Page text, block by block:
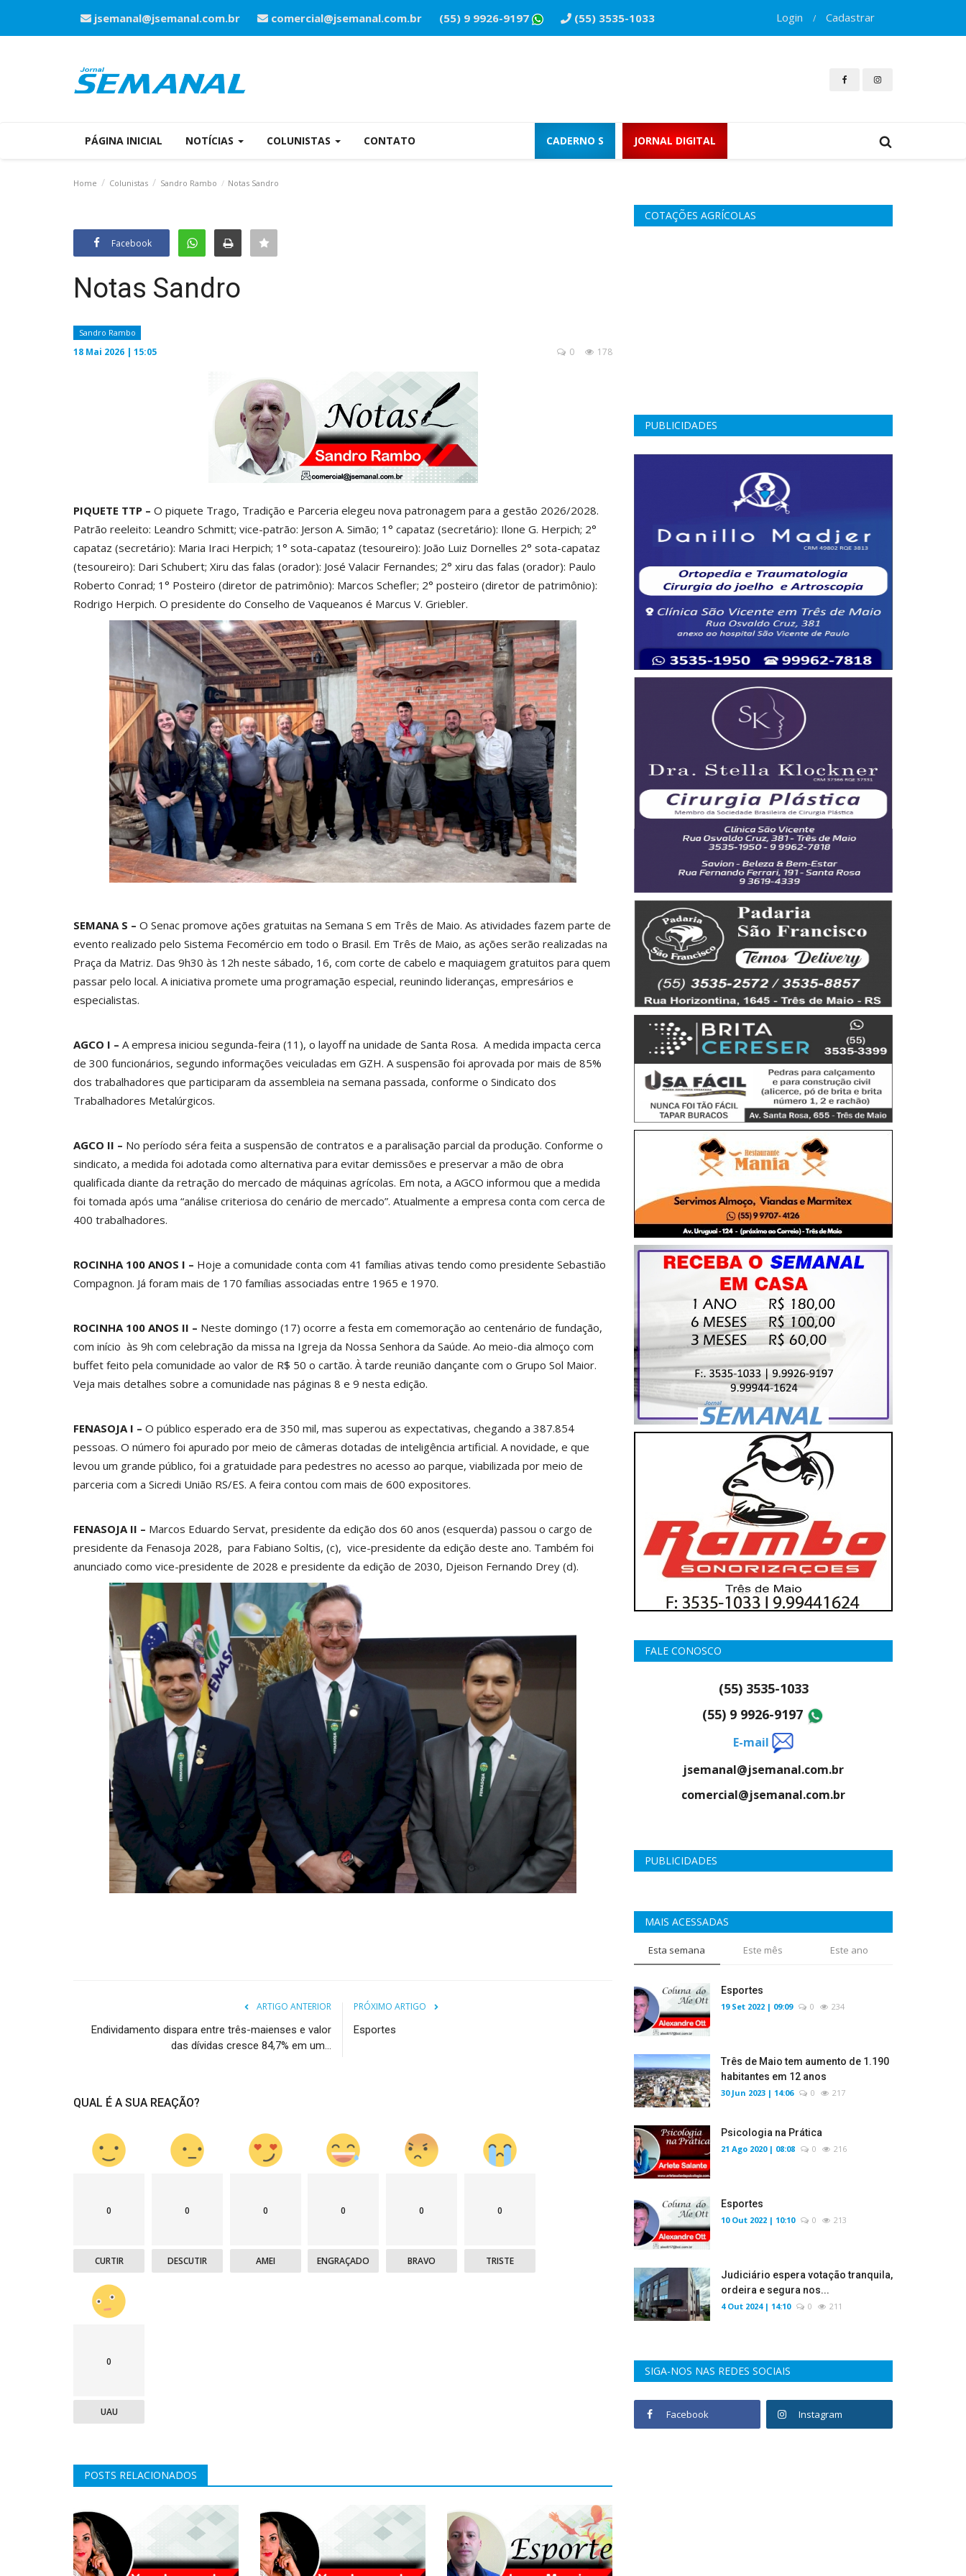
jsemanal@jsemanal.com.br comercial@jsemanal.com.br (55) 9 9926-9197 (55) 3535-1033 Login / Cadastrar
PÁGINA INICIAL NOTÍCIAS COLUNISTAS CONTATO CADERNO S JORNAL DIGITAL
Home Colunistas Sandro Rambo Notas Sandro
Facebook
Notas Sandro
Sandro Rambo
18 Mai 2026 | 15:05 178
0
PIQUETE TTP – O piquete Trago, Tradição e Parceria elegeu nova patronagem para a gestão 2026/2028.
Patrão reeleito: Leandro Schmitt; vice-patrão: Jerson A. Simão; 1° capataz (secretário): Ilone G. Herpich; 2°
capataz (secretário): Maria Iraci Herpich; 1° sota-capataz (tesoureiro): João Luiz Dornelles 2° sota-capataz
(tesoureiro): Dari Schubert; Xiru das falas (orador): José Valacir Fernandes; 2° xiru das falas (orador): Paulo
Roberto Conrad; 1° Posteiro (diretor de patrimônio): Marcos Schefler; 2° posteiro (diretor de patrimônio):
Rodrigo Herpich. O presidente do Conselho de Vaqueanos é Marcus V. Griebler.
SEMANA S – O Senac promove ações gratuitas na Semana S em Três de Maio. As atividades fazem parte de
evento realizado pelo Sistema Fecomércio em todo o Brasil. Em Três de Maio, as ações serão realizadas na
Praça da Matriz. Das 9h30 às 12h neste sábado, 16, com corte de cabelo e maquiagem gratuitos para quem
passar pelo local. A iniciativa promete uma programação especial, reunindo lideranças, empresários e
especialistas.
AGCO I – A empresa iniciou segunda-feira (11), o layoff na unidade de Santa Rosa. A medida impacta cerca
de 300 funcionários, segundo informações veiculadas em GZH. A suspensão foi aprovada por mais de 85%
dos trabalhadores que participaram da assembleia na semana passada, conforme o Sindicato dos
Trabalhadores Metalúrgicos.
AGCO II – No período séra feita a suspensão de contratos e a paralisação parcial da produção. Conforme o
sindicato, a medida foi adotada como alternativa para evitar demissões e preservar a mão de obra
qualificada diante da retração do mercado de máquinas agrícolas. Em nota, a AGCO informou que a medida
foi tomada após uma “análise criteriosa do cenário de mercado”. Atualmente a empresa conta com cerca de
400 trabalhadores.
ROCINHA 100 ANOS I – Hoje a comunidade conta com 41 famílias ativas tendo como presidente Sebastião
Compagnon. Já foram mais de 170 famílias associadas entre 1965 e 1970.
ROCINHA 100 ANOS II – Neste domingo (17) ocorre a festa em comemoração ao centenário de fundação,
com início às 9h com celebração da missa na Igreja da Nossa Senhora da Saúde. Ao meio-dia almoço com
buffet feito pela comunidade ao valor de R$ 50 o cartão. À tarde reunião dançante com o Grupo Sol Maior.
Veja mais detalhes sobre a comunidade nas páginas 8 e 9 nesta edição.
FENASOJA I – O público esperado era de 350 mil, mas superou as expectativas, chegando a 387.854
pessoas. O número foi apurado por meio de câmeras dotadas de inteligência artificial. A novidade, e que
levou um grande público, foi a gratuidade para pedestres no acesso ao parque, viabilizada por meio de
parceria com a Sicredi União RS/ES. A feira contou com mais de 600 expositores.
FENASOJA II – Marcos Eduardo Servat, presidente da edição dos 60 anos (esquerda) passou o cargo de
presidente da Fenasoja 2028, para Fabiano Soltis, (c), vice-presidente da edição deste ano. Também foi
anunciado como vice-presidente de 2028 e presidente da edição de 2030, Djeison Fernando Drey (d).
ARTIGO ANTERIOR
Endividamento dispara entre três-maienses e valor
das dívidas cresce 84,7% em um...
PRÓXIMO ARTIGO
Esportes
QUAL É A SUA REAÇÃO?
0
CURTIR
0
DESCUTIR
0
AMEI
0
ENGRAÇADO
0
BRAVO
0
TRISTE
0
UAU
POSTS RELACIONADOS
COTAÇÕES AGRÍCOLAS
PUBLICIDADES
FALE CONOSCO
(55) 3535-1033
(55) 9 9926-9197
E-mail
jsemanal@jsemanal.com.br
comercial@jsemanal.com.br
PUBLICIDADES
MAIS ACESSADAS
Esta semana Este mês Este ano
Esportes
19 Set 2022 | 09:09 0 234
Três de Maio tem aumento de 1.190
habitantes em 12 anos
30 Jun 2023 | 14:06 0 217
Psicologia na Prática
21 Ago 2020 | 08:08 0 216
Esportes
10 Out 2022 | 10:10 0 213
Judiciário espera votação tranquila,
ordeira e segura nos...
4 Out 2024 | 14:10 0 211
SIGA-NOS NAS REDES SOCIAIS
Facebook Instagram